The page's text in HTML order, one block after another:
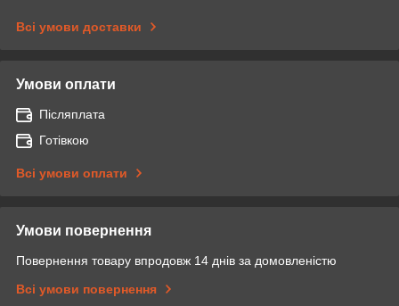
Всі умови доставки
Умови оплати
Післяплата
Готівкою
Всі умови оплати
Умови повернення
Повернення товару впродовж 14 днів за домовленістю
Всі умови повернення